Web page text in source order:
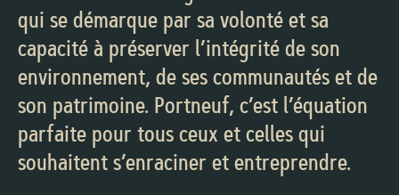
qui se démarque par sa volonté et sa
capacité à préserver l’intégrité de son
environnement, de ses communautés et de
son patrimoine. Portneuf, c’est l’équation
parfaite pour tous ceux et celles qui
souhaitent s’enraciner et entreprendre.